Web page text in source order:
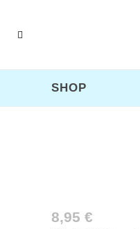
SHOP
8,95 €